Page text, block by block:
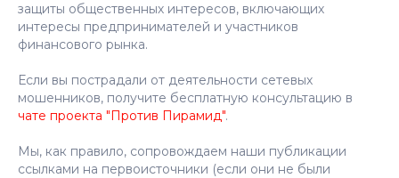
защиты общественных интересов, включающих
интересы предпринимателей и участников
финансового рынка.
Если вы пострадали от деятельности сетевых
мошенников, получите бесплатную консультацию в
чате проекта "Против Пирамид".
Мы, как правило, сопровождаем наши публикации
ссылками на первоисточники (если они не были